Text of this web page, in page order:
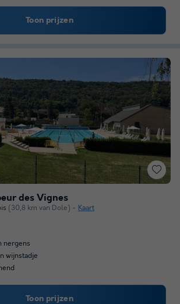
Toon prijzen
des Vignes
(30,8 km van Dole) Kaart
nergens
wijnstadje
Toon prijzen